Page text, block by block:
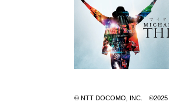
© NTT DOCOMO, INC. ©2025